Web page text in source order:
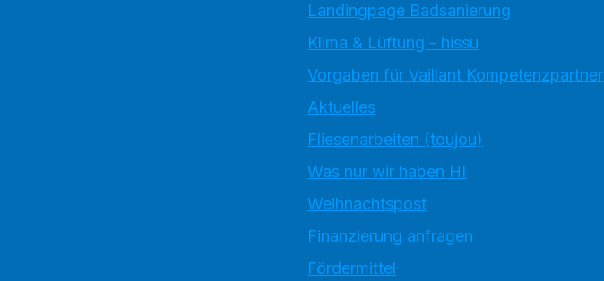
Landingpage Badsanierung
Klima & Lüftung - hissu
Vorgaben für Vaillant Kompetenzpartner
Aktuelles
Fliesenarbeiten (toujou)
Was nur wir haben HI
Weihnachtspost
Finanzierung anfragen
Fördermittel